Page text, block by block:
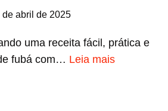
de abril de 2025
uma receita fácil, prática e
fubá com… Leia mais